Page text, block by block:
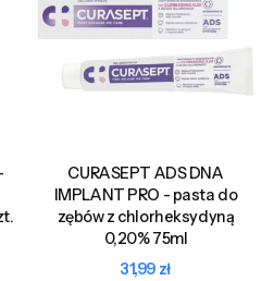
CURASEPT ADS DNA
IMPLANT PRO - pasta do
zębów z chlorheksydyną
0,20% 75ml
Cena
31,99 zł